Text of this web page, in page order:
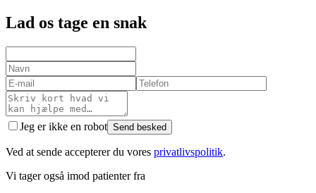
Lad os tage en snak
Jeg er ikke en robot Send besked
Ved at sende accepterer du vores privatlivspolitik.
Vi tager også imod patienter fra